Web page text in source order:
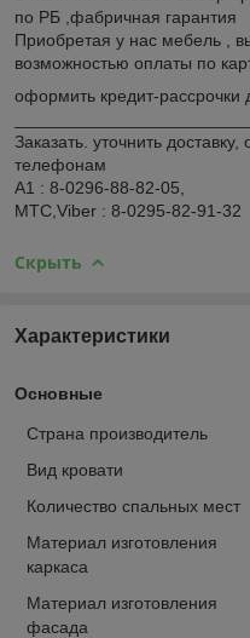
по РБ ,фабричная гарантия
Приобретая у нас мебель ,
возможностью оплаты по
оформить кредит-рассрочки
Заказать. уточнить
телефонам
А1 : 8-0296-88-82-05,
МТС,Viber : 8-0295-82-91-32
Скрыть
Характеристики
Основные
Страна производитель
Вид кровати
Количество спальных мест
Материал изготовления
каркаса
Материал изготовления
фасада